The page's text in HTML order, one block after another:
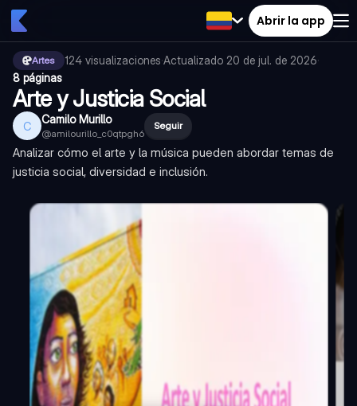
Abrir la app
Artes 124 visualizaciones·Actualizado 20 de jul. de 2026·
8 páginas
Arte y Justicia Social
C Camilo Murillo
@amilourillo_c0qtpgh6
Seguir
Analizar cómo el arte y la música pueden abordar temas de
justicia social, diversidad e inclusión.